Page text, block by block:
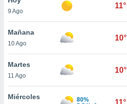
en
más
nuestra
de
9 Ago
11°
Mañana
10 Ago
10°
Martes
11 Ago
10°
Miércoles
80%
11°